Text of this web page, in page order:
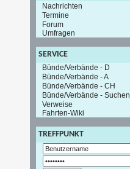
Nachrichten
Termine
Forum
Umfragen
SERVICE
Bünde/Verbände - D
Bünde/Verbände - A
Bünde/Verbände - CH
Bünde/Verbände - Suchen
Verweise
Fahrten-Wiki
TREFFPUNKT